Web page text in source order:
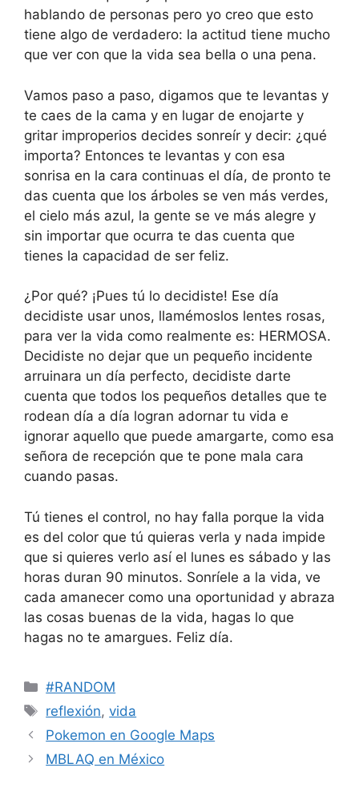
hablando de personas pero yo creo que esto
tiene algo de verdadero: la actitud tiene mucho
que ver con que la vida sea bella o una pena.
Vamos paso a paso, digamos que te levantas y
te caes de la cama y en lugar de enojarte y
gritar improperios decides sonreír y decir: ¿qué
importa? Entonces te levantas y con esa
sonrisa en la cara continuas el día, de pronto te
das cuenta que los árboles se ven más verdes,
el cielo más azul, la gente se ve más alegre y
sin importar que ocurra te das cuenta que
tienes la capacidad de ser feliz.
¿Por qué? ¡Pues tú lo decidiste! Ese día
decidiste usar unos, llamémoslos lentes rosas,
para ver la vida como realmente es: HERMOSA.
Decidiste no dejar que un pequeño incidente
arruinara un día perfecto, decidiste darte
cuenta que todos los pequeños detalles que te
rodean día a día logran adornar tu vida e
ignorar aquello que puede amargarte, como esa
señora de recepción que te pone mala cara
cuando pasas.
Tú tienes el control, no hay falla porque la vida
es del color que tú quieras verla y nada impide
que si quieres verlo así el lunes es sábado y las
horas duran 90 minutos. Sonríele a la vida, ve
cada amanecer como una oportunidad y abraza
las cosas buenas de la vida, hagas lo que
hagas no te amargues. Feliz día.
Categorías
#RANDOM
Etiquetas
reflexión,vida
Pokemon en Google Maps
MBLAQ en México